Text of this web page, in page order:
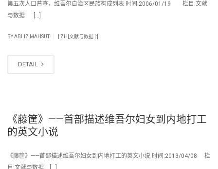
第五次人口普查，维吾尔自治区民族构成列表 时间:2006/01/19 栏目:文献
与数据 […]
BYABLIZ MAHSUT [:ZH]文献与数据 [:]
DETAIL
《藤筐》——首部描述维吾尔妇女到内地打工
的英文小说
《藤筐》——首部描述维吾尔妇女到内地打工的英文小说 时间:2013/04/08 栏
目:文献与数据 […]